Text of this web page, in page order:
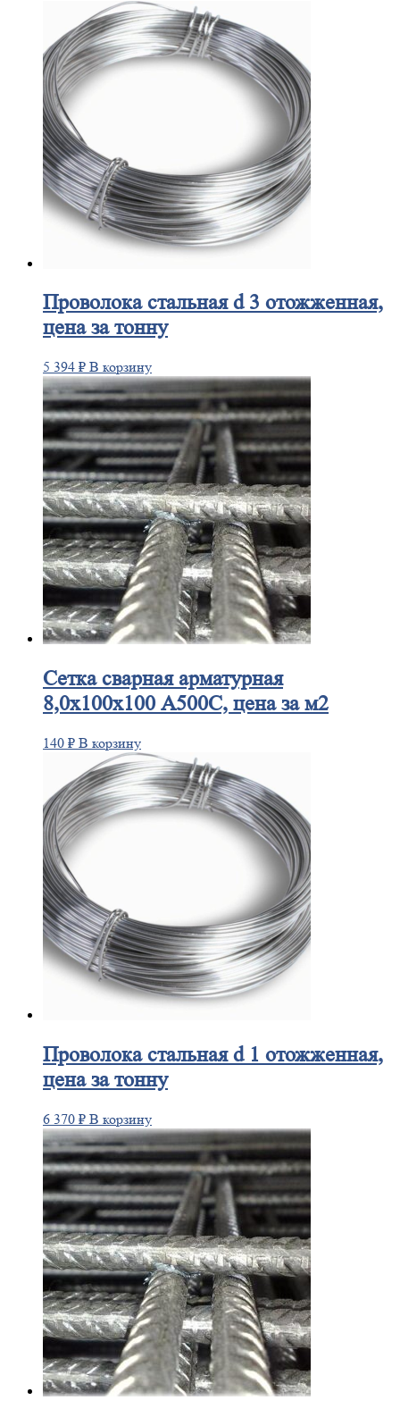
Проволокастальная d 3 отожженная,
цена за тонну
5 394 ₽ В корзину
Сеткасварная арматурная
8,0х100х100 А500С, цена за м2
140 ₽ В корзину
Проволокастальная d 1 отожженная,
цена за тонну
6 370 ₽ В корзину